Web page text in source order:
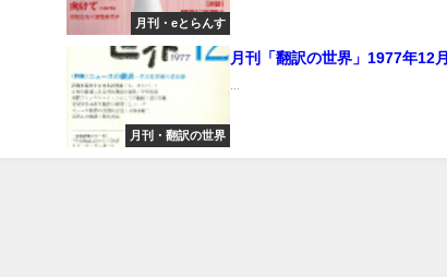
月刊・eとらんす
月刊・翻訳の世界
月刊「翻訳の世界」1977年12月
...